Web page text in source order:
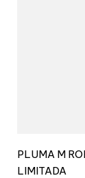
PLUMA M
LIMITADA